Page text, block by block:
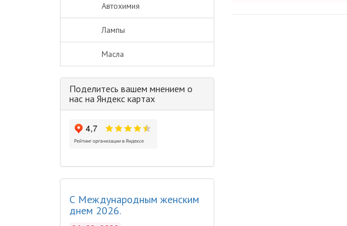
Автохимия
Лампы
Масла
Поделитесь вашем мнением о
нас на Яндекс картах
С Международным женским
днем 2026.